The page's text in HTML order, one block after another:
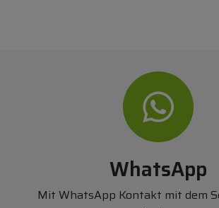
WhatsApp
Mit WhatsApp Kontakt mit dem